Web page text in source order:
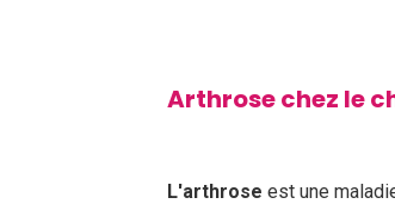
Arthrose chez le
L'arthrose est une